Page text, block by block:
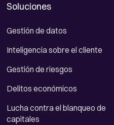
Soluciones
Gestión de datos
Inteligencia sobre el cliente
Gestión de riesgos
Delitos económicos
Lucha contra el blanqueo de
capitales